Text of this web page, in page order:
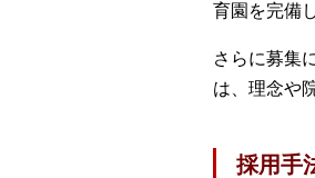
育園を完備
さらに募集
は、理念や
採用手